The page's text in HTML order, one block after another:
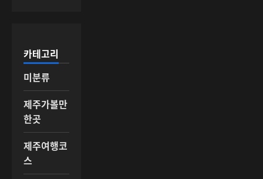
카테고리
미분류
제주가볼만
한곳
제주여행코
스